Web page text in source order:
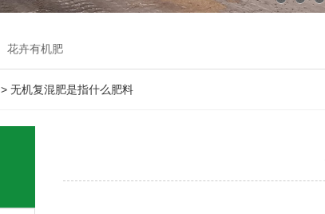
1 2
花卉有机肥
> 无机复混肥是指什么肥料